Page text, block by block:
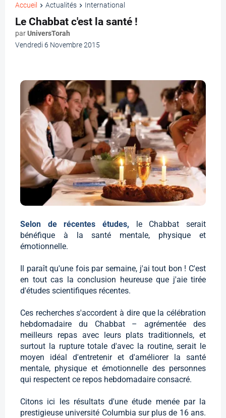
Accueil Actualités International
Le Chabbat c'est la santé !
parUniversTorah
Vendredi 6 Novembre 2015
Selon de récentes études, le Chabbat serait
bénéfique à la santé mentale, physique et
émotionnelle.
Il paraît qu'une fois par semaine, j'ai tout bon ! C'est
en tout cas la conclusion heureuse que j'aie tirée
d'études scientifiques récentes.
Ces recherches s'accordent à dire que la célébration
hebdomadaire du Chabbat – agrémentée des
meilleurs repas avec leurs plats traditionnels, et
surtout la rupture totale d'avec la routine, serait le
moyen idéal d'entretenir et d'améliorer la santé
mentale, physique et émotionnelle des personnes
qui respectent ce repos hebdomadaire consacré.
Citons ici les résultats d'une étude menée par la
prestigieuse université Columbia sur plus de 16 ans.